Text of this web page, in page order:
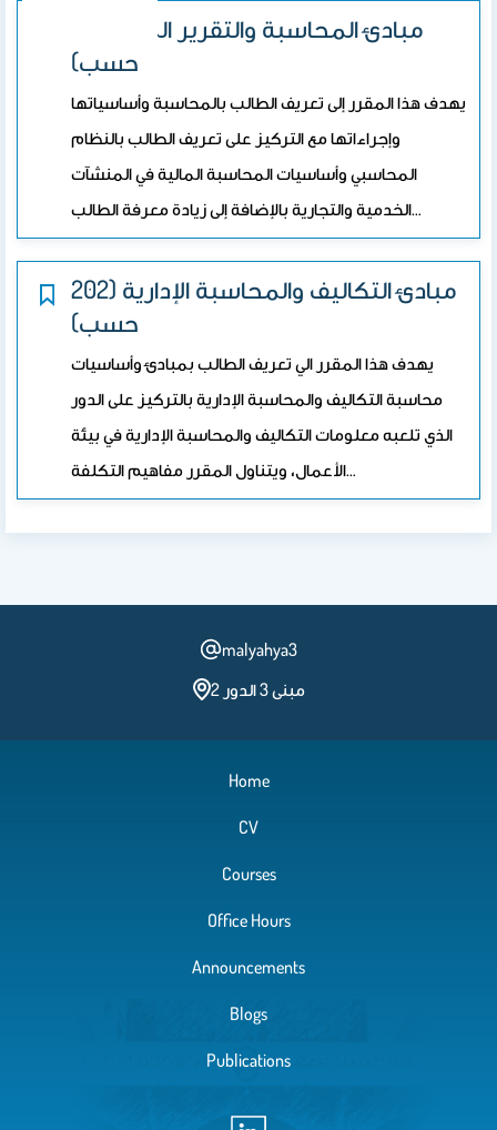
حسب)
يهدف هذا المقرر إلى تعريف الطالب بالمحاسبة وأساسياتها
وإجراءاتها مع التركيز على تعريف الطالب بالنظام
المحاسبي وأساسيات المحاسبة المالية في المنشآت
الخدمية والتجارية بالإضافة إلى زيادة معرفة الطالب…
مبادئ التكاليف والمحاسبة الإدارية (202
حسب)
يهدف هذا المقرر الي تعريف الطالب بمبادئ وأساسيات
محاسبة التكاليف والمحاسبة الإدارية بالتركيز على الدور
الذي تلعبه معلومات التكاليف والمحاسبة الإدارية في بيئة
الأعمال، ويتناول المقرر مفاهيم التكلفة…
malyahya3
مبنى 3 الدور 2
Home
CV
Courses
Office Hours
Announcements
Blogs
Publications